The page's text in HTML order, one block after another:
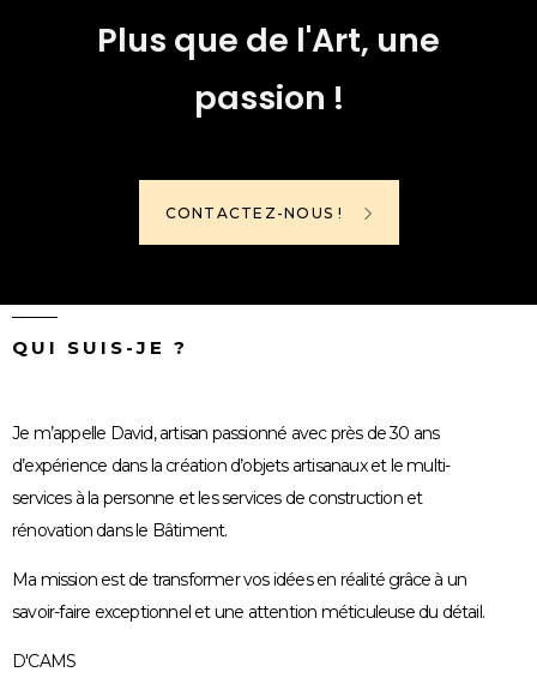
Plus que de l'Art, une
passion !
CONTACTEZ-NOUS !
QUI SUIS-JE ?
Je m’appelle David, artisan passionné avec près de 30 ans
d’expérience dans la création d’objets artisanaux et le multi-
services à la personne et les services de construction et
rénovation dans le Bâtiment.
Ma mission est de transformer vos idées en réalité grâce à un
savoir-faire exceptionnel et une attention méticuleuse du détail.
D'CAMS